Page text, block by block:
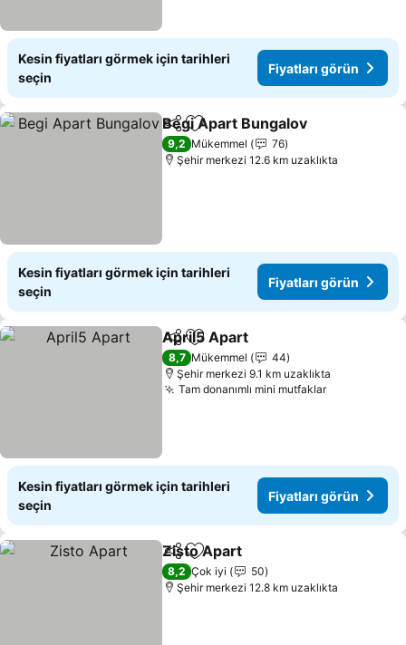
Kesin fiyatları görmek için tarihleri
seçin
Fiyatları görün
PaylaşFavorilerime ekle
Begi Apart Bungalov
9,2 Mükemmel
76
Şehir merkezi 12.6 km uzaklıkta
Kesin fiyatları görmek için tarihleri
seçin
Fiyatları görün
PaylaşFavorilerime ekle
April5 Apart
8,7 Mükemmel
44
Şehir merkezi 9.1 km uzaklıkta
Tam donanımlı mini mutfaklar
Kesin fiyatları görmek için tarihleri
seçin
Fiyatları görün
PaylaşFavorilerime ekle
Zisto Apart
8,2 Çok iyi
50
Şehir merkezi 12.8 km uzaklıkta